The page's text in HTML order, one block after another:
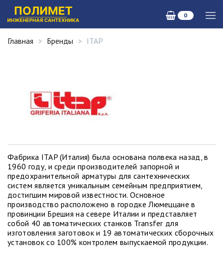
0
Главная Бренды ITAP
Фабрика ITAP (Италия) была основана полвека назад, в
1960 году, и среди производителей запорной и
предохранительной арматуры для сантехнических
систем является уникальным семейным предприятием,
достигшим мировой известности. Основное
производство расположено в городке Люмеццане в
провинции Брешия на севере Италии и представляет
собой 40 автоматических станков Transfer для
изготовления заготовок и 19 автоматических сборочных
установок со 100% контролем выпускаемой продукции.